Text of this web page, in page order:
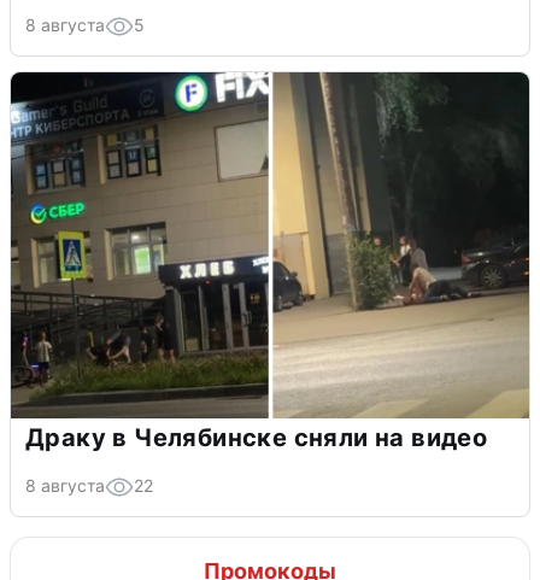
8 августа 5
Драку в Челябинске сняли на видео
8 августа 22
Промокоды